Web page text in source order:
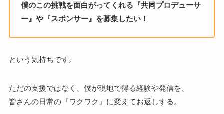
僕のこの挑戦を面白がってくれる『共同プロデューサ
ー』や『スポンサー』を募集したい！
という気持ちです。
ただの支援ではなく、僕が現地で得る経験や発信を、
皆さんの日常の『ワクワク』に変えてお返しする。